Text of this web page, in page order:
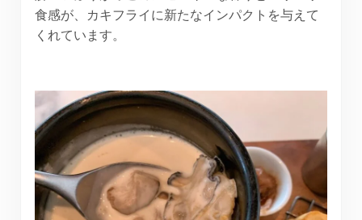
食感が、カキフライに新たなインパクトを与えて
くれています。